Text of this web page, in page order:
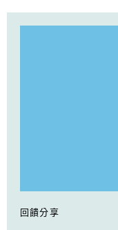
回饋分享